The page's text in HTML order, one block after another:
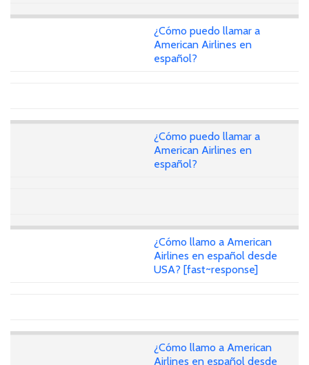
¿Cómo puedo llamar a
American Airlines en
español?
¿Cómo puedo llamar a
American Airlines en
español?
¿Cómo llamo a American
Airlines en español desde
USA? [fast~response]
¿Cómo llamo a American
Airlines en español desde